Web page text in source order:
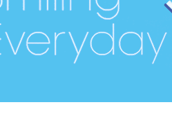
りがとうございます。
現在ご使用いただいております機器類
ようにメンテナンス方法をご案内いた
栓、電源はお切りになることをお勧め
合は、乾いた布で取り除いてください
FX」